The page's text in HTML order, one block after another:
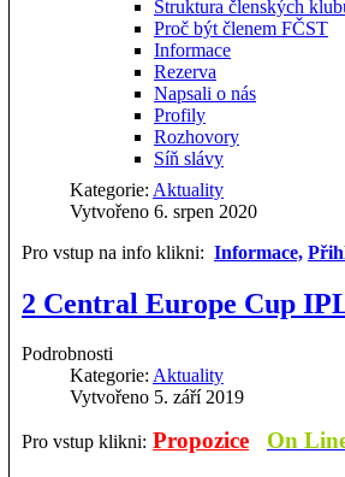
Struktura členských
Proč být členem FČST
Informace
Rezerva
Napsali o nás
Profily
Rozhovory
Síň slávy
Kategorie: Aktuality
Vytvořeno 6. srpen 2020
Pro vstup na info klikni: Informace,
2 Central Europe Cup
Podrobnosti
Kategorie: Aktuality
Vytvořeno 5. září 2019
Pro vstup klikni: Propozice On